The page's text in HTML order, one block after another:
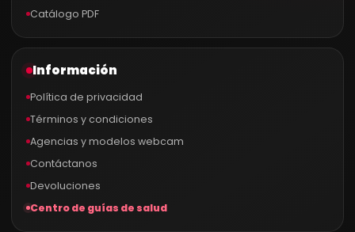
Catálogo PDF
Información
Política de privacidad
Términos y condiciones
Agencias y modelos webcam
Contáctanos
Devoluciones
Centro de guías de salud